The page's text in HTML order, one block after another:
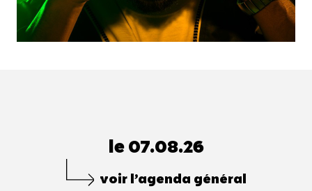
le 07.08.26
voir l’agenda général